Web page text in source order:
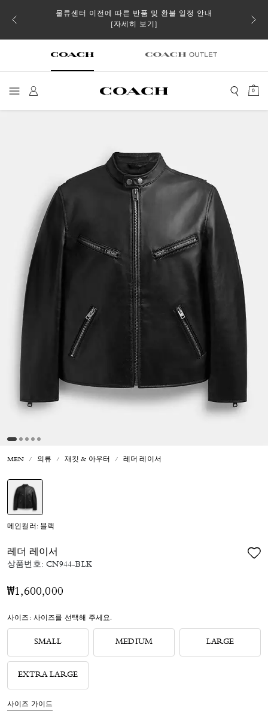
스트
물류센터 이전에 따른 반품 및 환불 일정 안내
[자세히 보기]
일부
0
MEN 의류 재킷 & 아우터 레더 레이서
메인컬러: 블랙
레더 레이서
상품번호:CN944-BLK
₩1,600,000
사이즈: 사이즈를 선택해 주세요.
SMALL MEDIUM LARGE
EXTRA LARGE
사이즈 가이드